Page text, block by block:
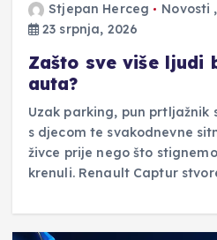
Stjepan Herceg Novosti ,
23 srpnja, 2026
Zašto sve više ljudi
auta?
Uzak parking, pun prtljažnik
s djecom te svakodnevne
živce prije nego što
krenuli. Renault Captur